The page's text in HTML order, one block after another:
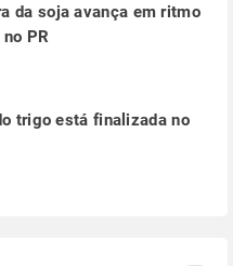
da soja avança em ritmo
PR
trigo está finalizada no